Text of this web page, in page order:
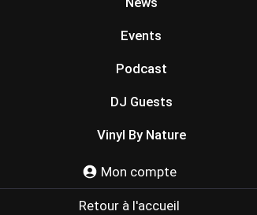
Events
Podcast
DJ Guests
Vinyl By Nature
Mon compte
Retour à l'accueil